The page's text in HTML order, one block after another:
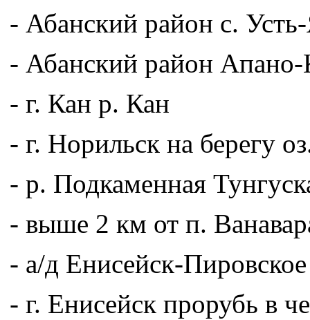
- Абанский район с.
- Абанский район
- г. Кан р. Кан
- г. Норильск на берегу
- р. Подкаменная
- выше 2 км от п.
- а/д Енисейск-
- г. Енисейск прорубь в